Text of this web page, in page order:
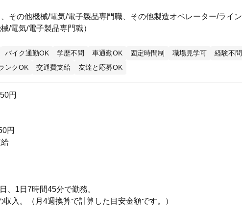
その他機械/電気/電子製品専門職、その他製造オペレーター/ライン
/電気/電子製品専門職）
バイク通勤OK 学歴不問 車通勤OK 固定時間制 職場見学可
経験不問
ンクOK 交通費支給 友達と応募OK
円
円
、1日7時間45分で勤務。
収入。（月4週換算で計算した目安金額です。）